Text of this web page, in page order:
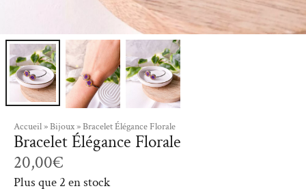
Accueil»Bijoux»Bracelet Élégance Florale
Bracelet Élégance Florale
20,00€
Plus que 2 en stock